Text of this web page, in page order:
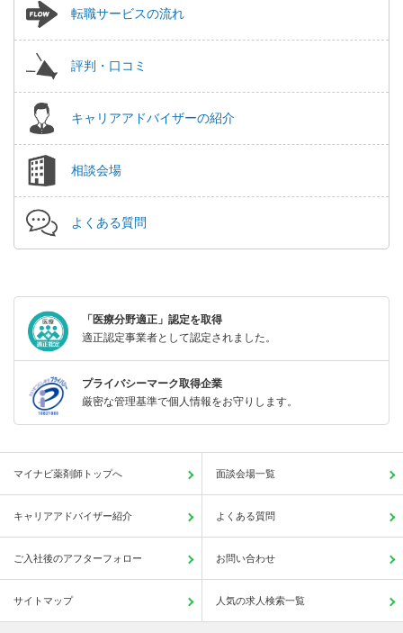
転職サービスの流れ
評判・口コミ
キャリアアドバイザーの紹介
相談会場
よくある質問
「医療分野適正」認定を取得
適正認定事業者として認定されました。
プライバシーマーク取得企業
厳密な管理基準で個人情報をお守りします。
マイナビ薬剤師トップへ 面談会場一覧
キャリアアドバイザー紹介 よくある質問
ご入社後のアフターフォロー お問い合わせ
サイトマップ 人気の求人検索一覧